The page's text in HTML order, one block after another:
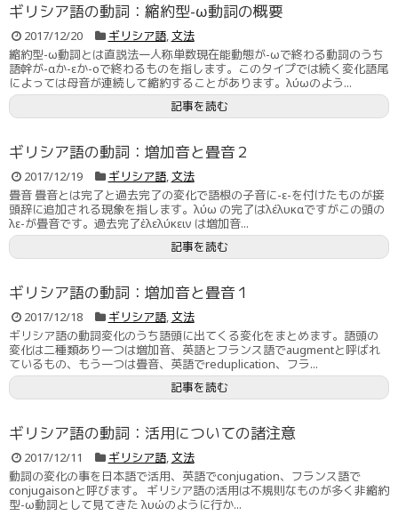
ギリシア語の動詞：縮約型-ω動詞の概要
2017/12/20 ギリシア語,文法
縮約型-ω動詞とは直説法一人称単数現在能動態が-ωで終わる動詞のうち
語幹が-αか-εか-οで終わるものを指します。このタイプでは続く変化語尾
によっては母音が連続して縮約することがあります。λύωのよう...
記事を読む
ギリシア語の動詞：増加音と畳音２
2017/12/19 ギリシア語,文法
畳音 畳音とは完了と過去完了の変化で語根の子音に-ε-を付けたものが接
頭辞に追加される現象を指します。λύω の完了はλέλυκαですがこの頭の
λε-が畳音です。過去完了ἐλελύκειν は増加音...
記事を読む
ギリシア語の動詞：増加音と畳音１
2017/12/18 ギリシア語,文法
ギリシア語の動詞変化のうち語頭に出てくる変化をまとめます。語頭の
変化は二種類あり一つは増加音、英語とフランス語でaugmentと呼ばれ
ているもの、もう一つは畳音、英語でreduplication、フラ...
記事を読む
ギリシア語の動詞：活用についての諸注意
2017/12/11 ギリシア語,文法
動詞の変化の事を日本語で活用、英語でconjugation、フランス語で
conjugaisonと呼びます。 ギリシア語の活用は不規則なものが多く非縮約
型-ω動詞として見てきた λυώのように行か...